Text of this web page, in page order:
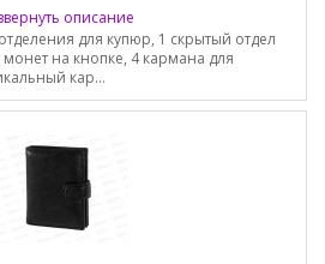
описание
для купюр, 1 скрытый отдел
на кнопке, 4 кармана для
кар...